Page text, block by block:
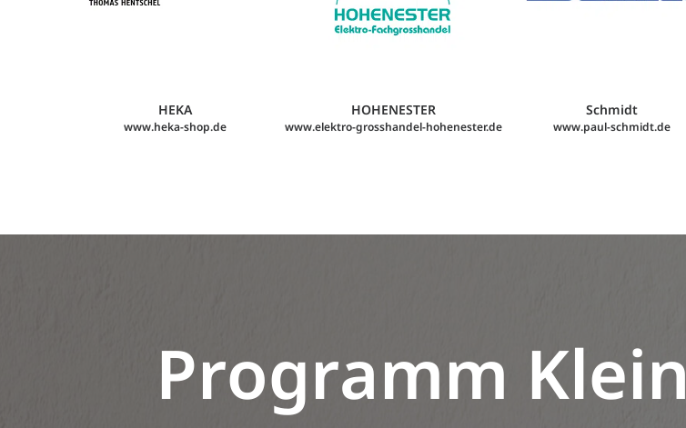
HEKA
www.heka-shop.de
HOHENESTER
www.elektro-grosshandel-hohenester.de
Schmidt
www.paul-schmidt.de
Programm Klein